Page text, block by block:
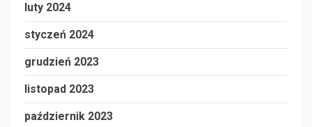
luty 2024
styczeń 2024
grudzień 2023
listopad 2023
październik 2023